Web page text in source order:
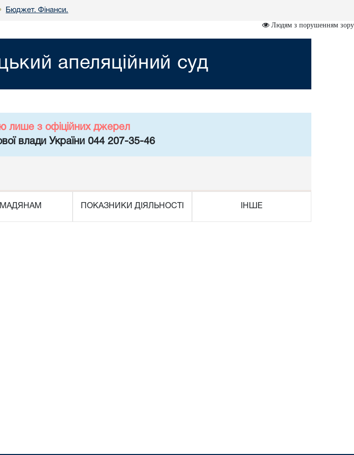
Бюджет. Фінанси.
Людям з порушенням зору
апеляційний суд
лише з офіційних джерел
влади України 044 207-35-46
ПОКАЗНИКИ ДІЯЛЬНОСТІ ІНШЕ